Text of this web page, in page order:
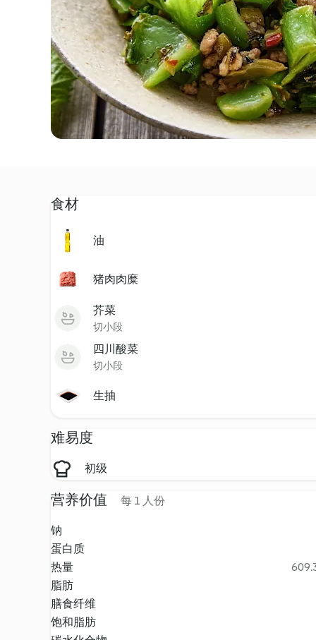
食材
油
猪肉肉糜
芥菜
切小段
四川酸菜
切小段
生抽
难易度
初级
营养价值 每 1 人份
钠
蛋白质
热量
脂肪
膳食纤维
饱和脂肪